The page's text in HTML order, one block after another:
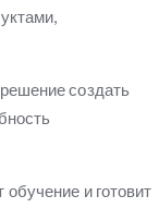
создать
и готовит